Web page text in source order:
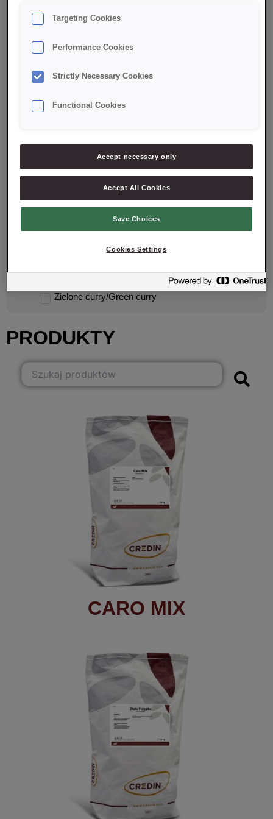
Pomidory/Tomatoes
RSPO
Ser/Cheese
Tonka/Tonka bean
Trufla/Truffle
W trendzie czystej etykiety/In the clean label
Wytrawne/Savoury
Yuzu
Zielone curry/Green curry
PRODUKTY
CARO MIX
Targeting Cookies
Performance Cookies
Strictly Necessary Cookies
Functional Cookies
Accept necessary only
Accept All Cookies
Save Choices
Cookies Settings